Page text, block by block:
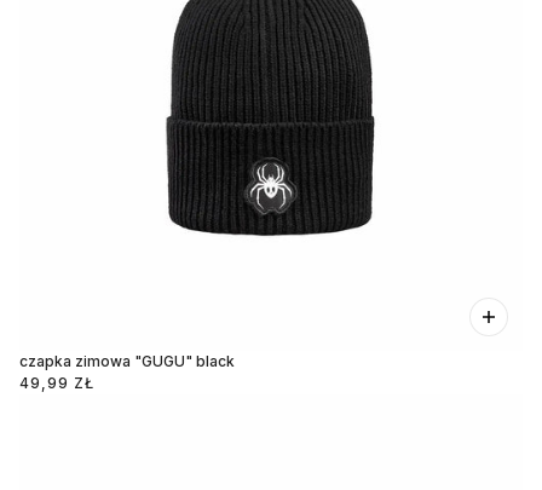
czapka zimowa "GUGU" black
49,99 ZŁ